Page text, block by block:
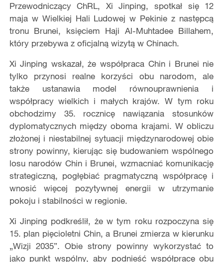
Przewodniczący ChRL, Xi Jinping, spotkał się 12
maja w Wielkiej Hali Ludowej w Pekinie z następcą
tronu Brunei, księciem Haji Al-Muhtadee Billahem,
który przebywa z oficjalną wizytą w Chinach.
Xi Jinping wskazał, że współpraca Chin i Brunei nie
tylko przynosi realne korzyści obu narodom, ale
także ustanawia model równouprawnienia i
współpracy wielkich i małych krajów. W tym roku
obchodzimy 35. rocznicę nawiązania stosunków
dyplomatycznych między oboma krajami. W obliczu
złożonej i niestabilnej sytuacji międzynarodowej obie
strony powinny, kierując się budowaniem wspólnego
losu narodów Chin i Brunei, wzmacniać komunikację
strategiczną, pogłębiać pragmatyczną współpracę i
wnosić więcej pozytywnej energii w utrzymanie
pokoju i stabilności w regionie.
Xi Jinping podkreślił, że w tym roku rozpoczyna się
15. plan pięcioletni Chin, a Brunei zmierza w kierunku
„Wizji 2035”. Obie strony powinny wykorzystać to
jako punkt wspólny, aby podnieść współpracę obu